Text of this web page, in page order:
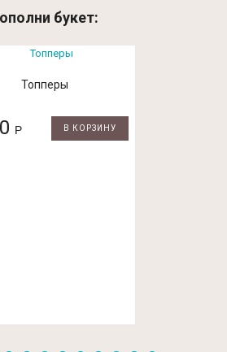
букет:
Топперы
Р В КОРЗИНУ